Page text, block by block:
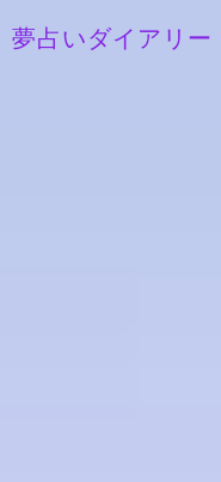
夢占いダイアリー